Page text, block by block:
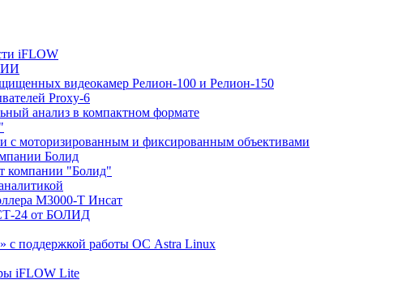
iFLOW
видеокамер Релион-100 и Релион-150
Proxy-6
анализ в компактном формате
с моторизированным и фиксированным объективами
Болид
компании "Болид"
М3000-Т Инсат
24 от БОЛИД
поддержкой работы ОС Astra Linux
iFLOW Lite